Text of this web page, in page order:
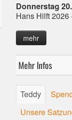
Donnerstag
Hans Hilft 2026
mehr
Mehr Infos
Teddy
Unsere